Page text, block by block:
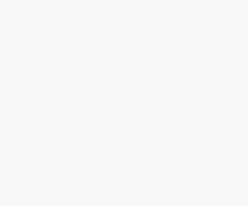
Instagramissa
välilehdessä
Youtubessa
välilehdessä